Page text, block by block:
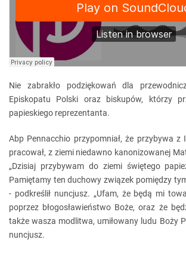
Nie zabrakło podziękowań dla
Episkopatu Polski oraz biskupów, którzy
papieskiego reprezentanta.
Abp Pennacchio przypomniał, że przybywa z
pracował, z ziemi niedawno kanonizowanej
„Dzisiaj przybywam do ziemi świętego
Pamiętamy ten duchowy związek pomiędzy
- podkreślił nuncjusz. „Ufam, że będą mi
poprzez błogosławieństwo Boże, oraz że
także wasza modlitwa, umiłowany ludu Boży
nuncjusz.